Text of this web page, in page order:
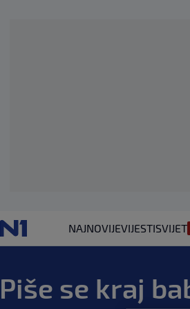
NAJNOVIJEVIJESTISVIJET
Piše se kraj